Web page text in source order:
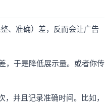
、准确）差，反而会让广告
，于是降低展示量。或者你传
并且记录准确时间。比如，